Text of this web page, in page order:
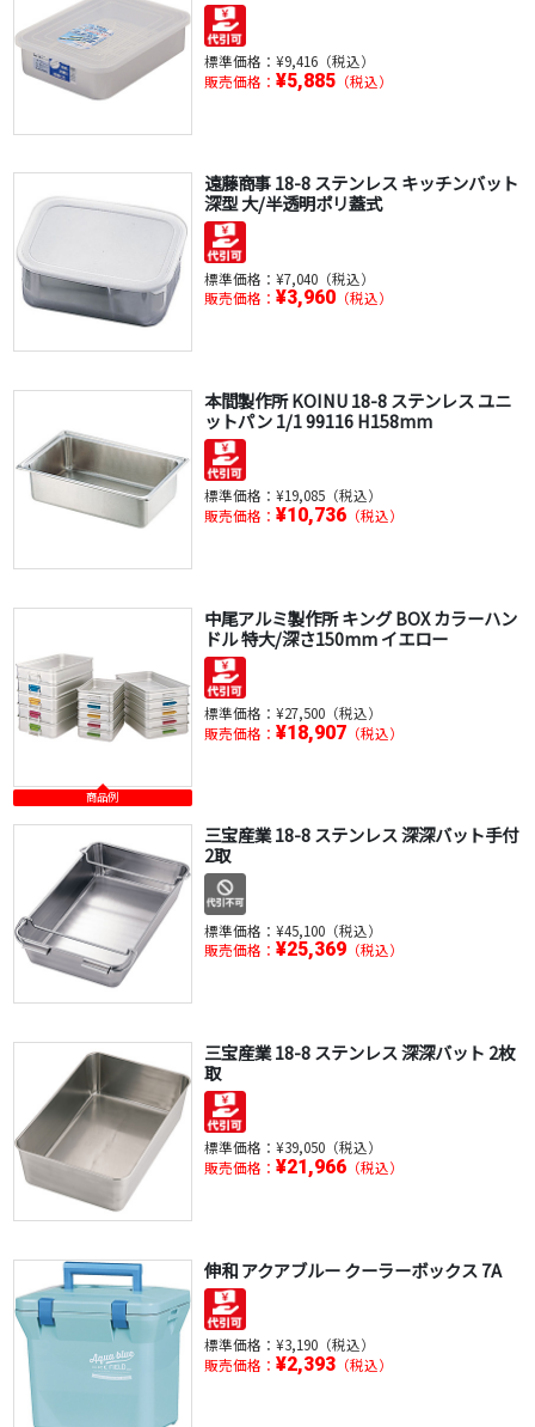
標準価格： ¥9,416（税込）
販売価格： ¥5,885（税込）
遠藤商事 18-8 ステンレス キッチンバット
深型 大/半透明ポリ蓋式
標準価格： ¥7,040（税込）
販売価格： ¥3,960（税込）
本間製作所 KOINU 18-8 ステンレス ユニ
ットパン 1/1 99116 H158mm
標準価格： ¥19,085（税込）
販売価格： ¥10,736（税込）
商品例
中尾アルミ製作所 キング BOX カラーハン
ドル 特大/深さ150mm イエロー
標準価格： ¥27,500（税込）
販売価格： ¥18,907（税込）
三宝産業 18-8 ステンレス 深深バット手付
2取
標準価格： ¥45,100（税込）
販売価格： ¥25,369（税込）
三宝産業 18-8 ステンレス 深深バット 2枚
取
標準価格： ¥39,050（税込）
販売価格： ¥21,966（税込）
伸和 アクアブルー クーラーボックス 7A
標準価格： ¥3,190（税込）
販売価格： ¥2,393（税込）